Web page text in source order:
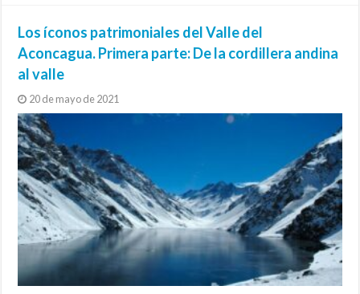
Los íconos patrimoniales del Valle del
Aconcagua. Primera parte: De la cordillera andina
al valle
20 de mayo de 2021